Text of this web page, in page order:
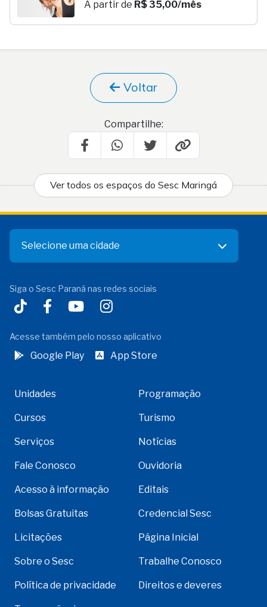
A partir de R$ 35,00/mês
Voltar
Compartilhe:
Ver todos os espaços do Sesc Maringá
Selecione uma cidade
Siga o Sesc Paraná nas redes sociais
Acesse também pelo nosso aplicativo
Google Play App Store
Unidades Programação
Cursos Turismo
Serviços Notícias
Fale Conosco Ouvidoria
Acesso à informação Editais
Bolsas Gratuitas Credencial Sesc
Licitações Página Inicial
Sobre o Sesc Trabalhe Conosco
Política de privacidade Direitos e deveres